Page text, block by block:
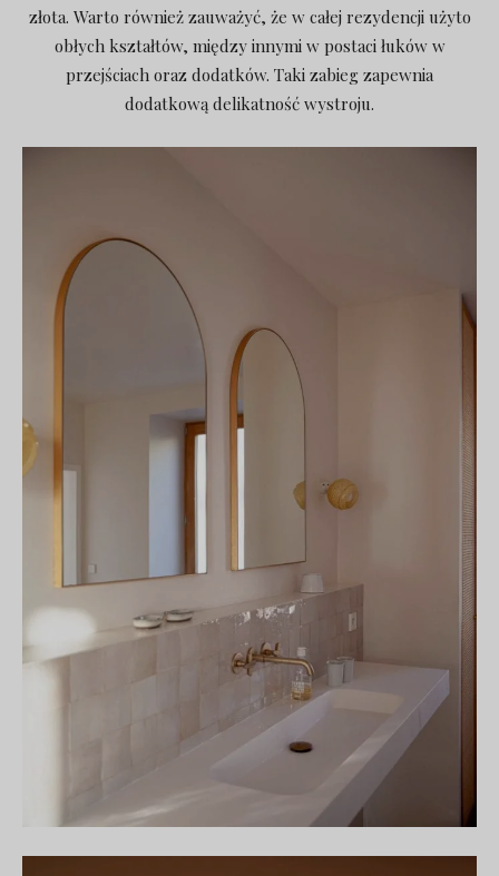
złota. Warto również zauważyć, że w całej rezydencji użyto
obłych kształtów, między innymi w postaci łuków w
przejściach oraz dodatków. Taki zabieg zapewnia
dodatkową delikatność wystroju.